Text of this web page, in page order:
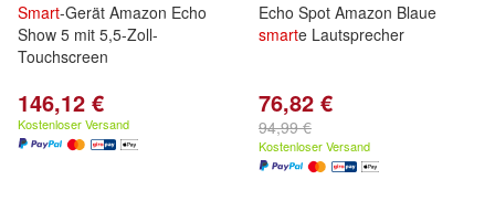
Smart-Gerät Amazon Echo
Show 5 mit 5,5-Zoll-
Touchscreen
146,12 €
Kostenloser Versand
Echo Spot Amazon Blaue
smarte Lautsprecher
76,82 €
94,99 €
Kostenloser Versand